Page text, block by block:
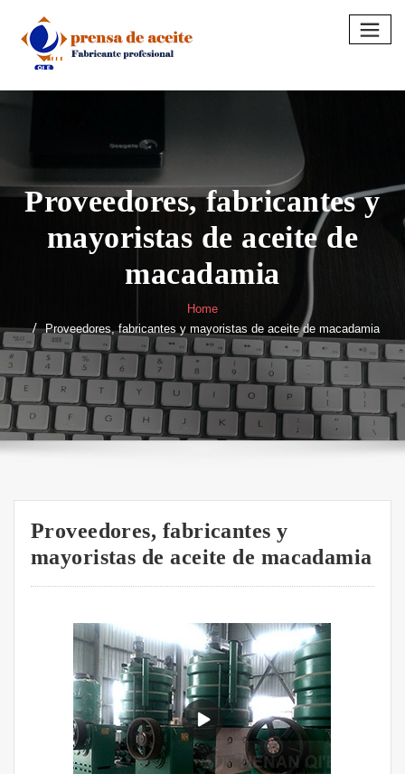
content
Proveedores, fabricantes y
mayoristas de aceite de
macadamia
Home
Proveedores, fabricantes y mayoristas de aceite de macadamia
Proveedores, fabricantes y
mayoristas de aceite de macadamia